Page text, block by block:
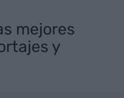
mejores
y